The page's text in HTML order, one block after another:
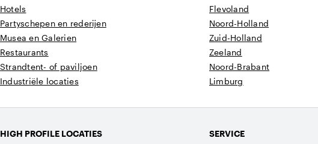
Hotels
Partyschepen en rederijen
Musea en Galerien
Restaurants
Strandtent- of paviljoen
Industriële locaties
Flevoland
Noord-Holland
Zuid-Holland
Zeeland
Noord-Brabant
Limburg
HIGH PROFILE LOCATIES
SERVICE